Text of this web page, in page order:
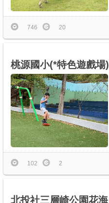
746 20
桃源國小(*特色遊戲場)
102 2
北投社三層崎公園花海